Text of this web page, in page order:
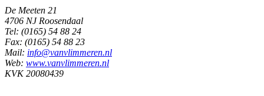
De Meeten 21
4706 NJ Roosendaal
Tel: (0165) 54 88 24
Fax: (0165) 54 88 23
Mail: info@vanvlimmeren.nl
Web: www.vanvlimmeren.nl
KVK 20080439